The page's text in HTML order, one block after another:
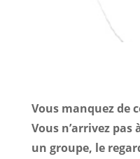
Vous manquez de
Vous n’arrivez
un groupe, le